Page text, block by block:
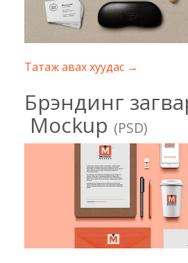
Татаж авах хуудас →
Брэндинг
Mockup (PSD)